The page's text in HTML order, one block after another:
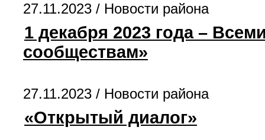
27.11.2023 / Новости района
1 декабря 2023 года –
сообществам»
27.11.2023 / Новости района
«Открытый диалог»